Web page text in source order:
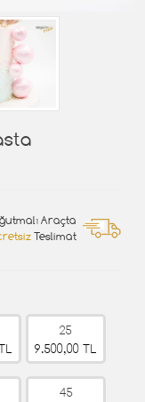
Araçta
Teslimat
25
9.500,00 TL
45